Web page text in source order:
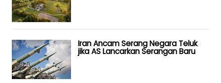
Iran Ancam Serang Negara Teluk
jika AS Lancarkan Serangan Baru